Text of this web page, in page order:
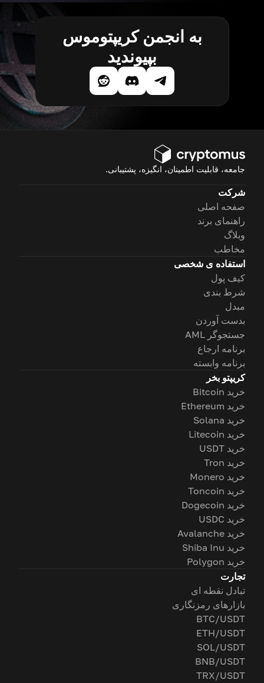
به انجمن کریپتوموس
بپیوندید
جامعه، قابلیت اطمینان، انگیزه، پشتیبانی.
شرکت
صفحه اصلی
راهنمای برند
وبلاگ
مخاطب
استفاده ی شخصی
کیف پول
شرط بندی
مبدل
بدست آوردن
جستجوگر AML
برنامه ارجاع
برنامه وابسته
کریپتو بخر
خرید Bitcoin
خرید Ethereum
خرید Solana
خرید Litecoin
خرید USDT
خرید Tron
خرید Monero
خرید Toncoin
خرید Dogecoin
خرید USDC
خرید Avalanche
خرید Shiba Inu
خرید Polygon
تجارت
تبادل نقطه ای
بازارهای رمزنگاری
BTC/USDT
ETH/USDT
SOL/USDT
BNB/USDT
TRX/USDT